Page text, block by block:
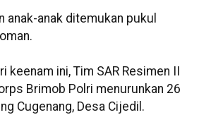
anak-anak ditemukan pukul
keenam ini, Tim SAR Resimen II
Brimob Polri menurunkan 26
Cugenang, Desa Cijedil.